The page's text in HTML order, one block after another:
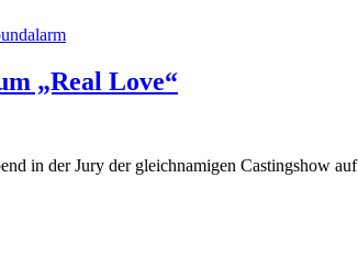
„Real Love“
in der Jury der gleichnamigen Castingshow auf